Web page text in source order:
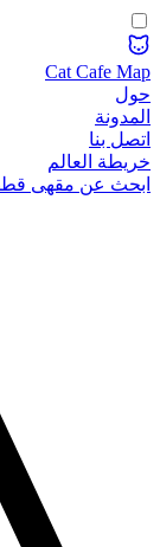
Cat Cafe Map
حول
المدونة
اتصل بنا
خريطة العالم
ابحث عن مقهى